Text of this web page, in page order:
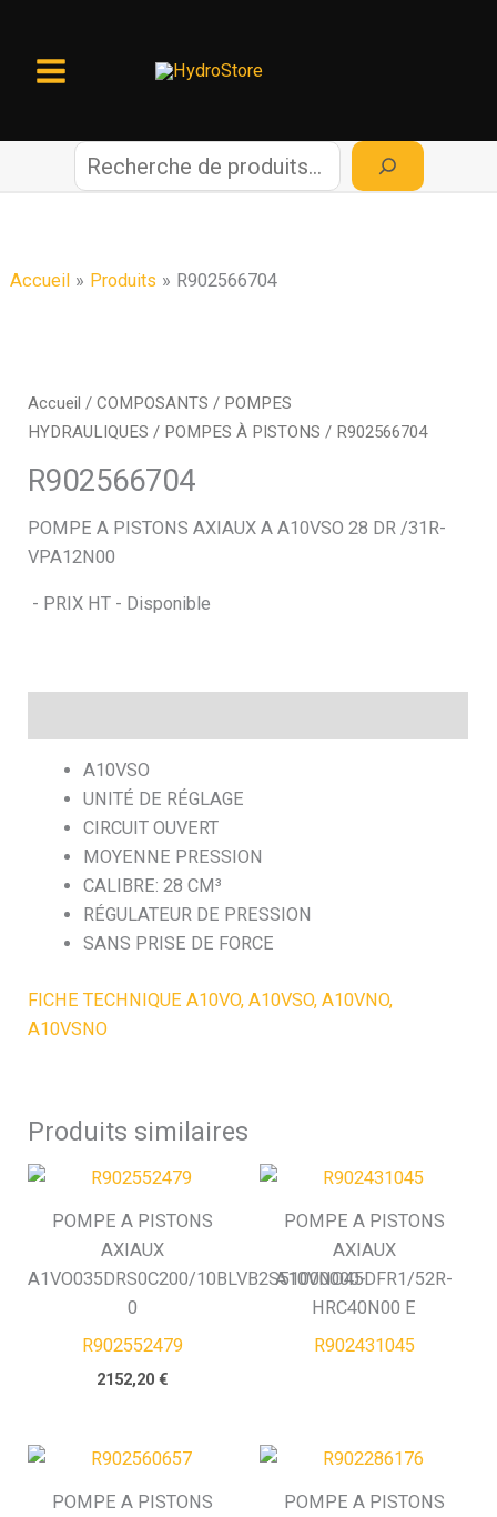
contenu
c
r
c
h
e
Accueil Produits R902566704
Accueil /COMPOSANTS / POMPES
HYDRAULIQUES / POMPES À PISTONS / R902566704
R902566704
POMPE A PISTONS AXIAUX A A10VSO 28 DR /31R-
VPA12N00
- PRIX HT - Disponible
A10VSO
UNITÉ DE RÉGLAGE
CIRCUIT OUVERT
MOYENNE PRESSION
CALIBRE: 28 CM³
RÉGULATEUR DE PRESSION
SANS PRISE DE FORCE
FICHE TECHNIQUE A10VO, A10VSO, A10VNO,
A10VSNO
Produits similaires
POMPE A PISTONS
AXIAUX
A1VO035DRS0C200/10BLVB2S51000000-
0
R902552479
2152,20€
POMPE A PISTONS
AXIAUX
A10VNO45DFR1/52R-
HRC40N00 E
R902431045
POMPE A PISTONS
POMPE A PISTONS